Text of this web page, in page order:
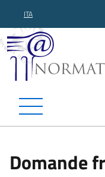
ITA
Domande